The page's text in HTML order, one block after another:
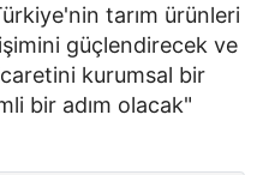
tarım ürünleri
güçlendirecek ve
kurumsal bir
bir adım olacak"